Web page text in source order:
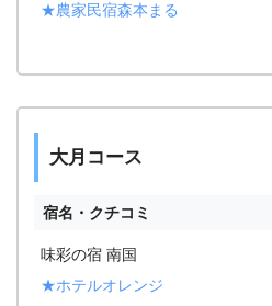
★農家民宿森本まる
大月コース
宿名・クチコミ
味彩の宿 南国
★ホテルオレンジ